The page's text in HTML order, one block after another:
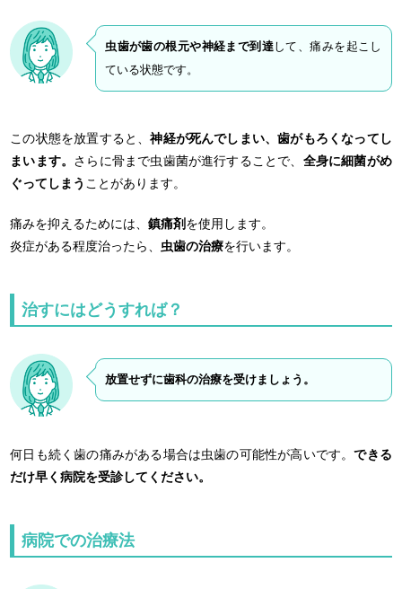
虫歯が歯の根元や神経まで到達して、痛みを起こし
ている状態です。
この状態を放置すると、神経が死んでしまい、歯がもろくなってし
まいます。 さらに骨まで虫歯菌が進行することで、 全身に細菌がめ
ぐってしまう ことがあります。
痛みを抑えるためには、鎮痛剤を使用します。
炎症がある程度治ったら、 虫歯の治療を行います。
治すにはどうすれば？
放置せずに歯科の治療を受けましょう。
何日も続く歯の痛みがある場合は虫歯の可能性が高いです。できる
だけ早く病院を受診してください。
病院での治療法